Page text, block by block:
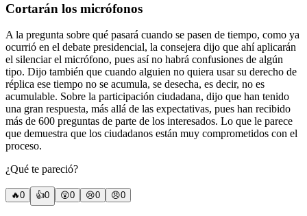
Cortarán los micrófonos
A la pregunta sobre qué pasará cuando se pasen de tiempo, como ya
ocurrió en el debate presidencial, la consejera dijo que ahí aplicarán
el silenciar el micrófono, pues así no habrá confusiones de algún
tipo. Dijo también que cuando alguien no quiera usar su derecho de
réplica ese tiempo no se acumula, se desecha, es decir, no es
acumulable. Sobre la participación ciudadana, dijo que han tenido
una gran respuesta, más allá de las expectativas, pues han recibido
más de 600 preguntas de parte de los interesados. Lo que le parece
que demuestra que los ciudadanos están muy comprometidos con el
proceso.
¿Qué te pareció?
🔥0 👍0 😲0 😢0 😠0